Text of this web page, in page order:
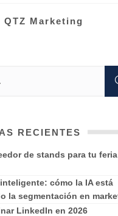
QTZ Marketing
RECIENTES
de stands para tu
cómo la IA está
la segmentación en
LinkedIn en 2026